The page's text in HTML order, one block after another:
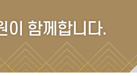
(Main Duty)
(Korean Education)
연락처/위치
(Contact / Address)
이 함께합니다.